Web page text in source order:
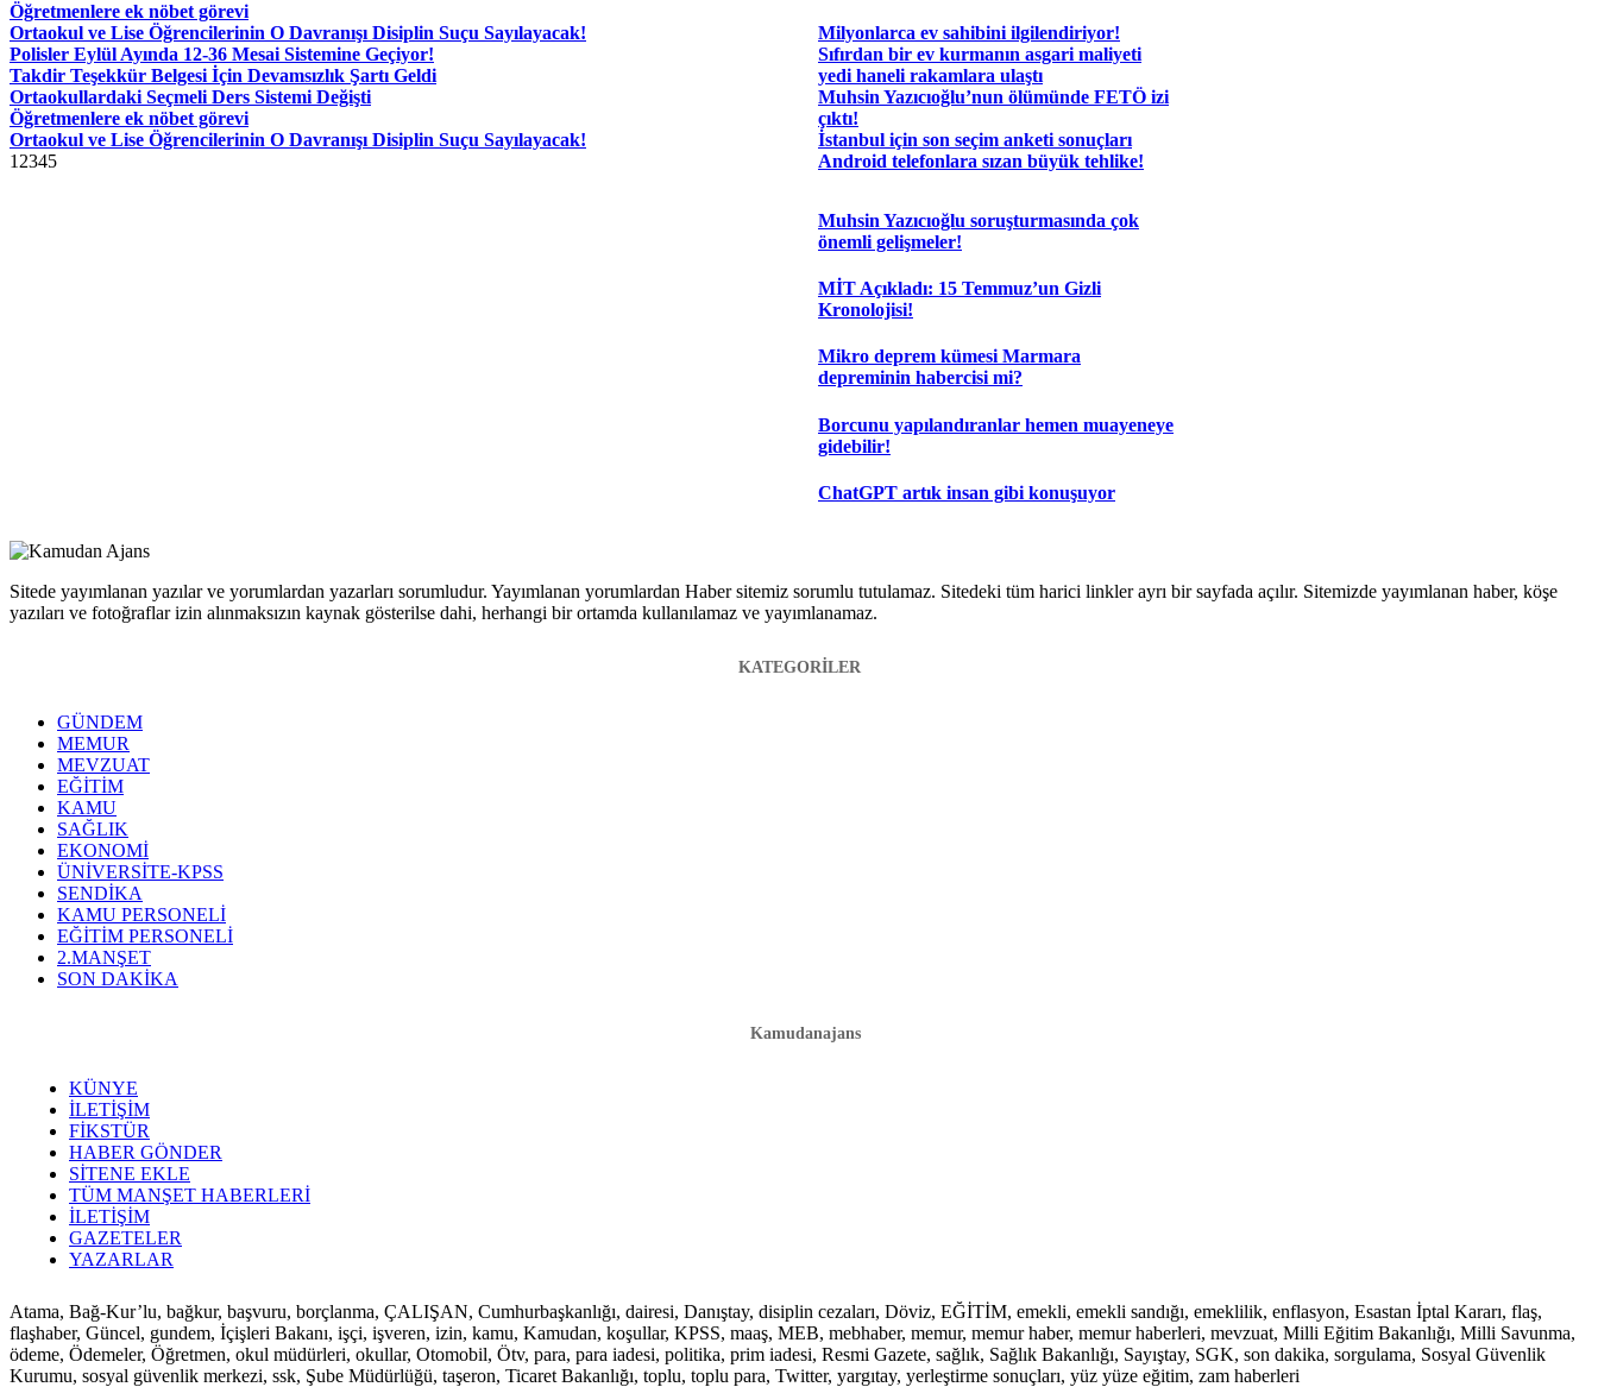
Öğretmenlere ek nöbet görevi
Ortaokul ve Lise Öğrencilerinin O Davranışı Disiplin Suçu Sayılayacak!
Polisler Eylül Ayında 12-36 Mesai Sistemine Geçiyor!
Takdir Teşekkür Belgesi İçin Devamsızlık Şartı Geldi
Ortaokullardaki Seçmeli Ders Sistemi Değişti
Öğretmenlere ek nöbet görevi
Ortaokul ve Lise Öğrencilerinin O Davranışı Disiplin Suçu Sayılayacak!
12345
Milyonlarca ev sahibini ilgilendiriyor!
Sıfırdan bir ev kurmanın asgari maliyeti
yedi haneli rakamlara ulaştı
Muhsin Yazıcıoğlu’nun ölümünde FETÖ izi
çıktı!
İstanbul için son seçim anketi sonuçları
Android telefonlara sızan büyük tehlike!
Muhsin Yazıcıoğlu soruşturmasında çok
önemli gelişmeler!
MİT Açıkladı: 15 Temmuz’un Gizli
Kronolojisi!
Mikro deprem kümesi Marmara
depreminin habercisi mi?
Borcunu yapılandıranlar hemen muayeneye
gidebilir!
ChatGPT artık insan gibi konuşuyor
Sitede yayımlanan yazılar ve yorumlardan yazarları sorumludur. Yayımlanan yorumlardan Haber sitemiz sorumlu tutulamaz. Sitedeki tüm harici linkler ayrı bir sayfada açılır. Sitemizde yayımlanan haber, köşe
yazıları ve fotoğraflar izin alınmaksızın kaynak gösterilse dahi, herhangi bir ortamda kullanılamaz ve yayımlanamaz.
KATEGORİLER
GÜNDEM
MEMUR
MEVZUAT
EĞİTİM
KAMU
SAĞLIK
EKONOMİ
ÜNİVERSİTE-KPSS
SENDİKA
KAMU PERSONELİ
EĞİTİM PERSONELİ
2.MANŞET
SON DAKİKA
Kamudanajans
KÜNYE
İLETİŞİM
FİKSTÜR
HABER GÖNDER
SİTENE EKLE
TÜM MANŞET HABERLERİ
İLETİŞİM
GAZETELER
YAZARLAR
Atama, Bağ-Kur’lu, bağkur, başvuru, borçlanma, ÇALIŞAN, Cumhurbaşkanlığı, dairesi, Danıştay, disiplin cezaları, Döviz, EĞİTİM, emekli, emekli sandığı, emeklilik, enflasyon, Esastan İptal Kararı, flaş,
flaşhaber, Güncel, gundem, İçişleri Bakanı, işçi, işveren, izin, kamu, Kamudan, koşullar, KPSS, maaş, MEB, mebhaber, memur, memur haber, memur haberleri, mevzuat, Milli Eğitim Bakanlığı, Milli Savunma,
ödeme, Ödemeler, Öğretmen, okul müdürleri, okullar, Otomobil, Ötv, para, para iadesi, politika, prim iadesi, Resmi Gazete, sağlık, Sağlık Bakanlığı, Sayıştay, SGK, son dakika, sorgulama, Sosyal Güvenlik
Kurumu, sosyal güvenlik merkezi, ssk, Şube Müdürlüğü, taşeron, Ticaret Bakanlığı, toplu, toplu para, Twitter, yargıtay, yerleştirme sonuçları, yüz yüze eğitim, zam haberleri